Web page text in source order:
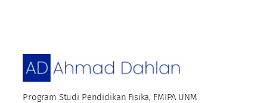
Program Studi Pendidikan Fisika, FMIPA UNM